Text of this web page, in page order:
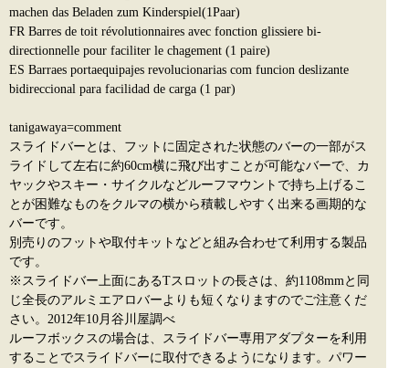
machen das Beladen zum Kinderspiel(1Paar)
FR Barres de toit révolutionnaires avec fonction glissiere bi-
directionnelle pour faciliter le chagement (1 paire)
ES Barraes portaequipajes revolucionarias com funcion deslizante
bidireccional para facilidad de carga (1 par)
tanigawaya=comment
スライドバーとは、フットに固定された状態のバーの一部がス
ライドして左右に約60cm横に飛び出すことが可能なバーで、カ
ヤックやスキー・サイクルなどルーフマウントで持ち上げるこ
とが困難なものをクルマの横から積載しやすく出来る画期的な
バーです。
別売りのフットや取付キットなどと組み合わせて利用する製品
です。
※スライドバー上面にあるTスロットの長さは、約1108mmと同
じ全長のアルミエアロバーよりも短くなりますのでご注意くだ
さい。2012年10月谷川屋調べ
ルーフボックスの場合は、スライドバー専用アダプターを利用
することでスライドバーに取付できるようになります。パワー